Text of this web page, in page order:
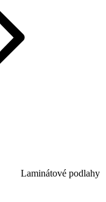
Laminátové podlahy